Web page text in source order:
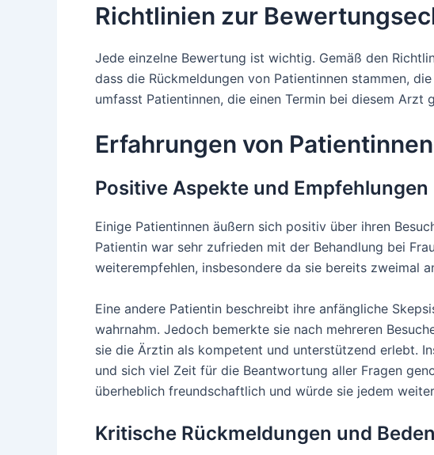
Richtlinien zur
Jede einzelne Bewertung ist wichtig. Gemäß den
dass die Rückmeldungen von Patientinnen stammen,
umfasst Patientinnen, die einen Termin bei diesem
Erfahrungen von Patientinnen
Positive Aspekte und Empfehlungen
Einige Patientinnen äußern sich positiv über ihren
Patientin war sehr zufrieden mit der Behandlung bei
weiterempfehlen, insbesondere da sie bereits zweimal
Eine andere Patientin beschreibt ihre anfängliche
wahrnahm. Jedoch bemerkte sie nach mehreren
sie die Ärztin als kompetent und unterstützend erlebt.
und sich viel Zeit für die Beantwortung aller Fragen
überheblich freundschaftlich und würde sie jedem
Kritische Rückmeldungen und